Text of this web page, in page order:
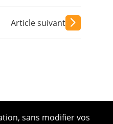
Article suivant
sans modifier vos